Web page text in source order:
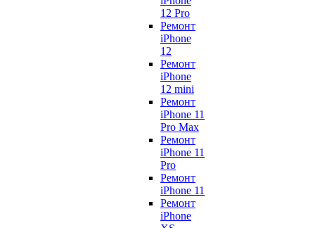
12 Pro
Ремонт
iPhone
12
Ремонт
iPhone
12 mini
Ремонт
iPhone 11
Pro Max
Ремонт
iPhone 11
Pro
Ремонт
iPhone 11
Ремонт
iPhone